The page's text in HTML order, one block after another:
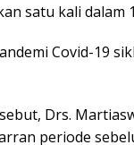
satu kali
Covid-19
Drs.
periode